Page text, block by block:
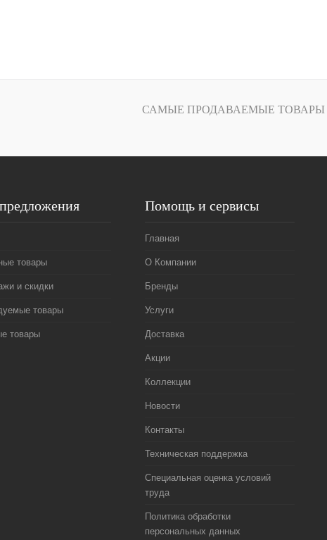
САМЫЕ ПРОДАВАЕМЫЕ ТОВАРЫ
товары
и скидки
товары
товары
Помощь и сервисы
Главная
О Компании
Бренды
Услуги
Доставка
Акции
Коллекции
Новости
Контакты
Техническая поддержка
Специальная оценка условий
труда
Политика обработки
персональных данных